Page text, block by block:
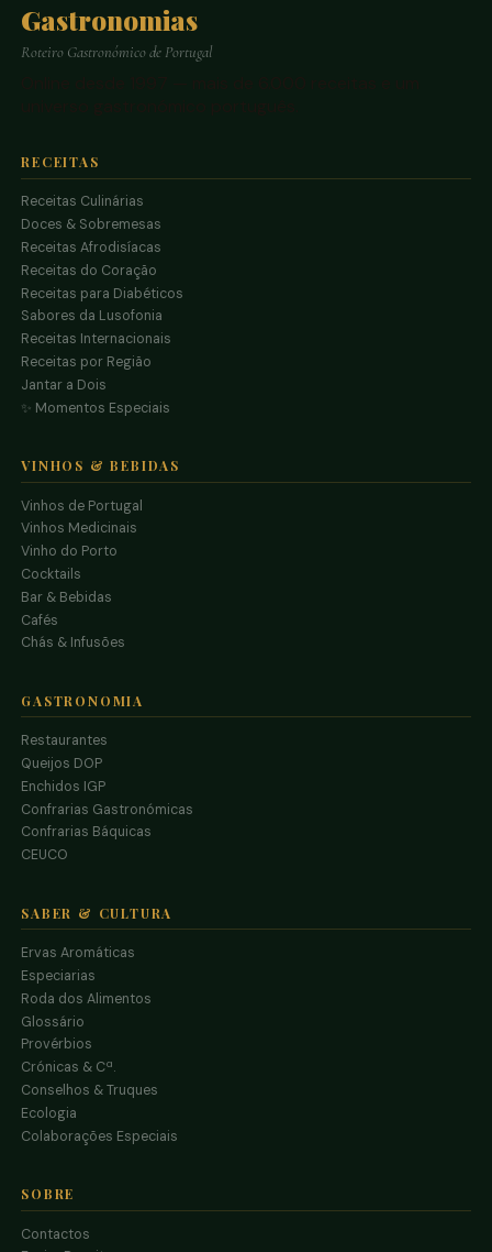
Gastronomias
Roteiro Gastronómico de Portugal
RECEITAS
Receitas Culinárias
Doces & Sobremesas
Receitas Afrodisíacas
Receitas do Coração
Receitas para Diabéticos
Sabores da Lusofonia
Receitas Internacionais
Receitas por Região
Jantar a Dois
✨ Momentos Especiais
VINHOS & BEBIDAS
Vinhos de Portugal
Vinhos Medicinais
Vinho do Porto
Cocktails
Bar & Bebidas
Cafés
Chás & Infusões
GASTRONOMIA
Restaurantes
Queijos DOP
Enchidos IGP
Confrarias Gastronómicas
Confrarias Báquicas
CEUCO
SABER & CULTURA
Ervas Aromáticas
Especiarias
Roda dos Alimentos
Glossário
Provérbios
Crónicas & Cª.
Conselhos & Truques
Ecologia
Colaborações Especiais
SOBRE
Contactos